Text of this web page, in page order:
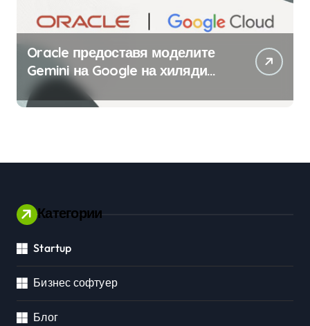
Oracle предоставя моделите
Gemini на Google на хиляди
клиенти на бизнес
приложения
Категории
Startup
Бизнес софтуер
Блог